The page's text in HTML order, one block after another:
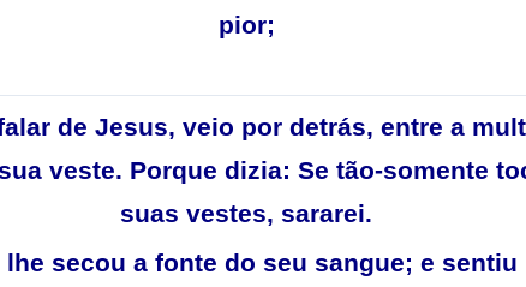
pior;
de Jesus, veio por detrás, entre a
veste. Porque dizia: Se tão-somente
suas vestes, sararei.
lhe secou a fonte do seu sangue; e sentiu